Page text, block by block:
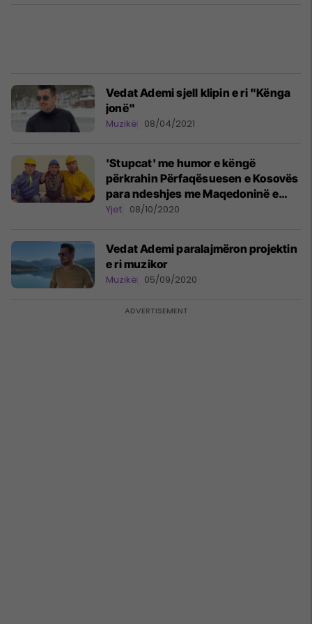
Vedat Ademi sjell klipin e ri "Kënga
jonë"
Muzikë 08/04/2021
'Stupcat' me humor e këngë
përkrahin Përfaqësuesen e Kosovës
para ndeshjes me Maqedoninë e
Veriut
Yjet 08/10/2020
Vedat Ademi paralajmëron projektin
e ri muzikor
Muzikë 05/09/2020